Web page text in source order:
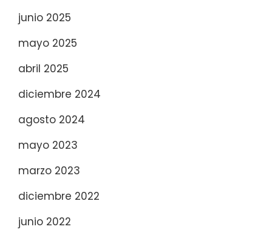
junio 2025
mayo 2025
abril 2025
diciembre 2024
agosto 2024
mayo 2023
marzo 2023
diciembre 2022
junio 2022